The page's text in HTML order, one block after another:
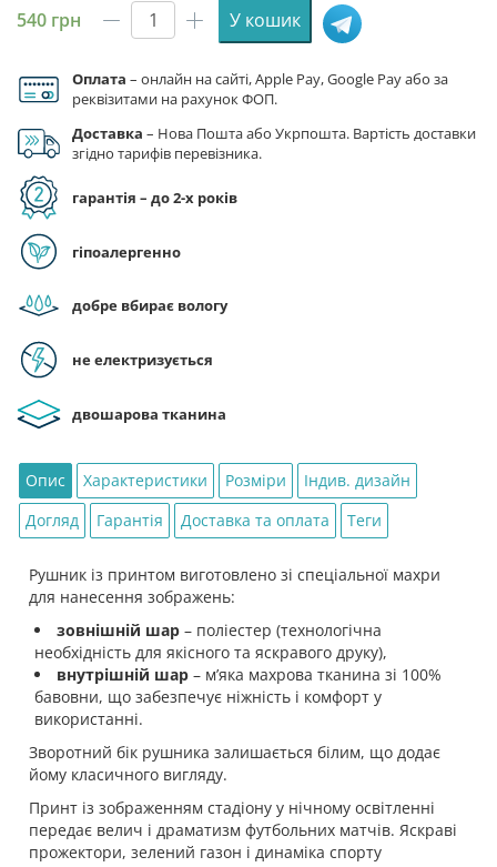
540 грн
Рушник
принтом
«Арсенал.
Нічний
стадіон.
FC.
Stadium»
У кошик
Оплата – онлайн на сайті, Apple Pay, Google Pay або за
реквізитами на рахунок ФОП.
Доставка – Нова Пошта або Укрпошта. Вартість доставки
згідно тарифів перевізника.
гарантія – до 2-х років
гіпоалергенно
добре вбирає вологу
не електризується
двошарова тканина
Опис Характеристики Розміри
Індив. дизайн
Догляд
Гарантія Доставка та оплата Теги
Рушник із принтом виготовлено зі спеціальної махри
для нанесення зображень:
зовнішній шар – поліестер (технологічна
необхідність для якісного та яскравого друку),
внутрішній шар – мʼяка махрова тканина зі 100%
бавовни, що забезпечує ніжність і комфорт у
використанні.
Зворотний бік рушника залишається білим, що додає
йому класичного вигляду.
Принт із зображенням стадіону у нічному освітленні
передає велич і драматизм футбольних матчів. Яскраві
прожектори, зелений газон і динаміка спорту